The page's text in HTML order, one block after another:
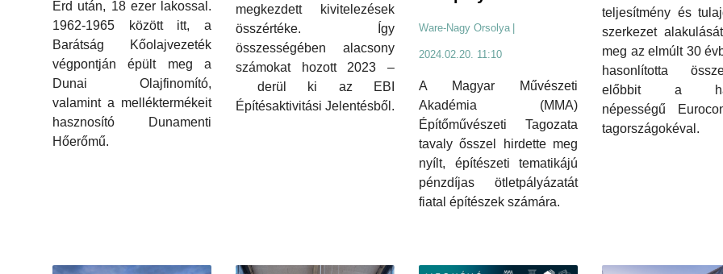
Érd után, 18 ezer lakossal.
1962-1965 között itt, a
Barátság Kőolajvezeték
végpontján épült meg a
Dunai Olajfinomító,
valamint a melléktermékeit
hasznosító Dunamenti
Hőerőmű.
megkezdett kivitelezések
összértéke. Így
összességében alacsony
számokat hozott 2023 –
derül ki az EBI
Építésaktivitási Jelentésből.
Ware-Nagy Orsolya |
2024.02.20. 11:10
A Magyar Művészeti
Akadémia (MMA)
Építőművészeti Tagozata
tavaly ősszel hirdette meg
nyílt, építészeti tematikájú
pénzdíjas ötletpályázatát
fiatal építészek számára.
teljesítmény és
szerkezet
meg az elmúlt 30
hasonlította
előbbit a
népességű
tagországokéval.